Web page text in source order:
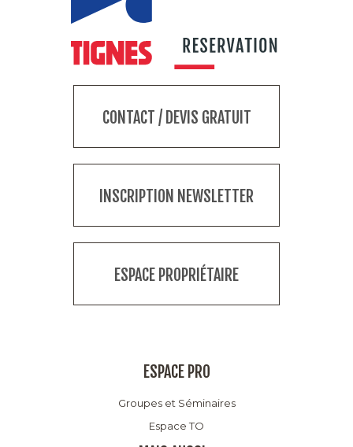
CONTACT / DEVIS GRATUIT
INSCRIPTION NEWSLETTER
ESPACE PROPRIÉTAIRE
ESPACE PRO
Groupes et Séminaires
Espace TO